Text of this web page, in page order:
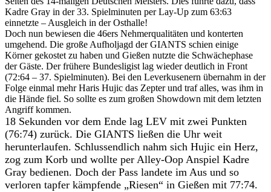
Kadre Gray in der 33. Spielminuten per Lay-Up zum 63:63
einnetzte – Ausgleich in der Osthalle!
Doch nun bewiesen die 46ers Nehmerqualitäten und konterten
umgehend. Die große Aufholjagd der GIANTS schien einige
Körner gekostet zu haben und Gießen nutzte die Schwächephase
der Gäste. Der frühere Bundesligist lag wieder deutlich in Front
(72:64 – 37. Spielminuten). Bei den Leverkusenern übernahm in der
Folge einmal mehr Haris Hujic das Zepter und traf alles, was ihm in
die Hände fiel. So sollte es zum großen Showdown mit dem letzten
Angriff kommen.
18 Sekunden vor dem Ende lag LEV mit zwei Punkten
(76:74) zurück. Die GIANTS ließen die Uhr weit
herunterlaufen. Schlussendlich nahm sich Hujic ein Herz,
zog zum Korb und wollte per Alley-Oop Anspiel Kadre
Gray bedienen. Doch der Pass landete im Aus und so
verloren tapfer kämpfende „Riesen“ in Gießen mit 77:74.